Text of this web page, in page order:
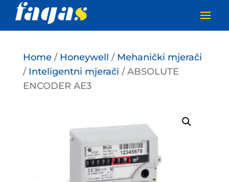
Home/ Honeywell / Mehanički mjerači
/ Inteligentni mjerači / ABSOLUTE
ENCODER AE3